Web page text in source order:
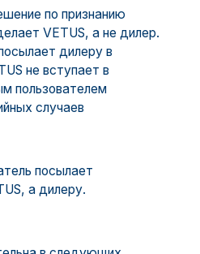
по признанию
VETUS, а не дилер.
дилеру в
не вступает в
пользователем
случаев
посылает
а дилеру.